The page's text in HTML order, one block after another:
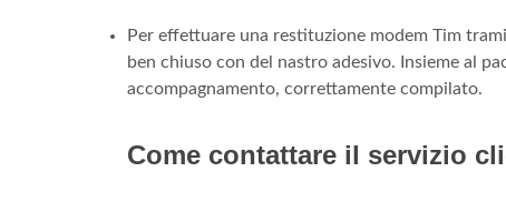
Per effettuare una restituzione modem Tim
ben chiuso con del nastro adesivo. Insieme al
accompagnamento, correttamente compilato.
Come contattare il servizio